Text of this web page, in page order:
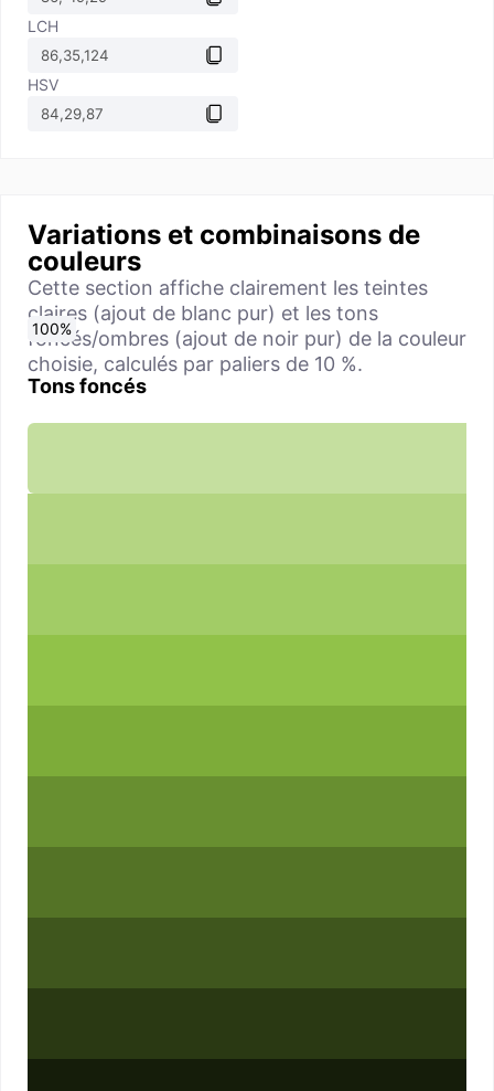
LCH
HSV
Variations et combinaisons de
couleurs
Cette section affiche clairement les teintes
claires (ajout de blanc pur) et les tons
foncés/ombres (ajout de noir pur) de la couleur
choisie, calculés par paliers de 10 %.
Tons foncés
0%
10%
20%
30%
40%
50%
60%
70%
80%
90%
100%